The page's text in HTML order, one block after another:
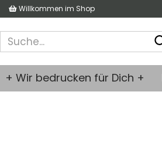
Willkommen im Shop
+ Wir bedrucken für Dich +